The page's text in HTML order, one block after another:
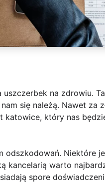
na zdrowiu.
się należą. Nawet za
katowice, który nas
odszkodowań. Niektóre
kancelarią warto
spore